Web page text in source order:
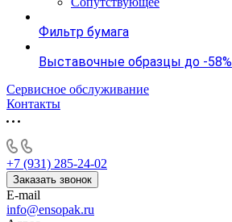
Фильтр бумага
Выставочные образцы до -58%
Сервисное обслуживание
Контакты
+7 (931) 285-24-02
Заказать звонок
E-mail
info@ensopak.ru